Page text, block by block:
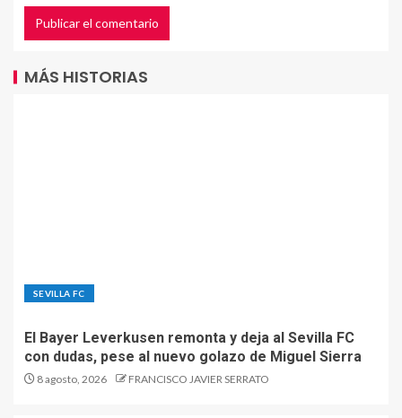
MÁS HISTORIAS
SEVILLA FC
El Bayer Leverkusen remonta y deja al Sevilla FC
con dudas, pese al nuevo golazo de Miguel Sierra
8 agosto, 2026 FRANCISCO JAVIER SERRATO